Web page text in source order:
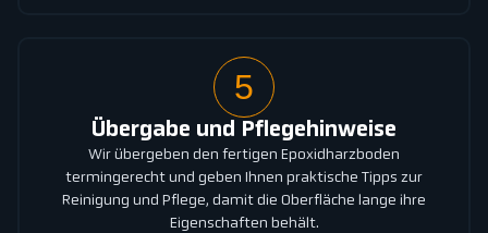
5
Übergabe und Pflegehinweise
Wir übergeben den fertigen Epoxidharzboden
termingerecht und geben Ihnen praktische Tipps zur
Reinigung und Pflege, damit die Oberfläche lange ihre
Eigenschaften behält.